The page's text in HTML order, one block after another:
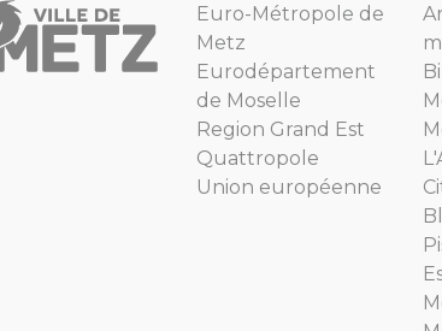
Euro-Métropole de
Metz
Eurodépartement
de Moselle
Region Grand Est
Quattropole
Union européenne